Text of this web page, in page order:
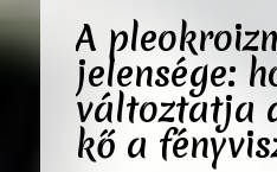
A
jelensége:
változtatja
kő a